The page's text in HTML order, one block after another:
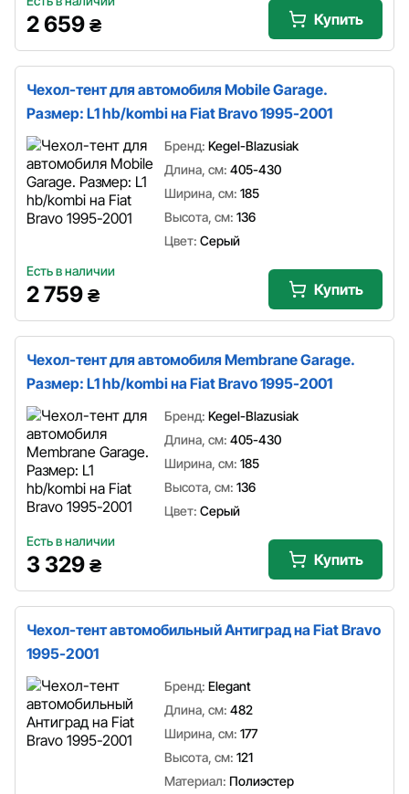
2 659 ₴ Купить
Чехол-тент для автомобиля Mobile Garage.
Размер: L1 hb/kombi на Fiat Bravo 1995-2001
Бренд: Kegel-Blazusiak
Длина, см: 405-430
Ширина, см: 185
Высота, см: 136
Цвет: Серый
Есть в наличии
2 759 ₴ Купить
Чехол-тент для автомобиля Membrane Garage.
Размер: L1 hb/kombi на Fiat Bravo 1995-2001
Бренд: Kegel-Blazusiak
Длина, см: 405-430
Ширина, см: 185
Высота, см: 136
Цвет: Серый
Есть в наличии
3 329 ₴ Купить
Чехол-тент автомобильный Антиград на Fiat Bravo
1995-2001
Бренд: Elegant
Длина, см: 482
Ширина, см: 177
Высота, см: 121
Материал: Полиэстер